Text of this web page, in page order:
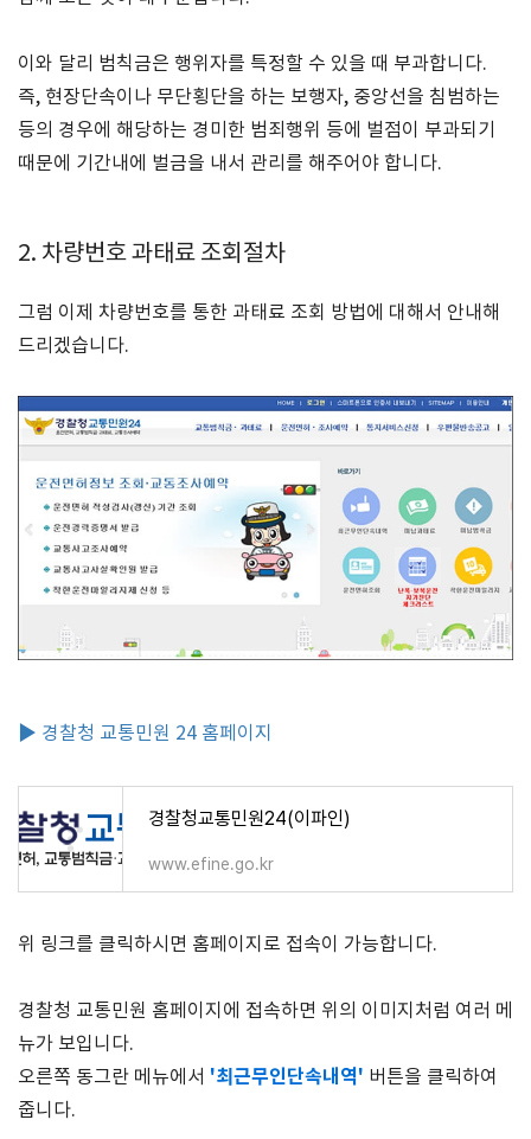
이와 달리 범칙금은 행위자를 특정할 수 있을 때 부과합니다.
즉, 현장단속이나 무단횡단을 하는 보행자, 중앙선을 침범하는
등의 경우에 해당하는 경미한 범죄행위 등에 벌점이 부과되기
때문에 기간내에 벌금을 내서 관리를 해주어야 합니다.
2. 차량번호 과태료 조회절차
그럼 이제 차량번호를 통한 과태료 조회 방법에 대해서 안내해
드리겠습니다.
▶ 경찰청 교통민원 24 홈페이지
경찰청교통민원24(이파인)
www.efine.go.kr
위 링크를 클릭하시면 홈페이지로 접속이 가능합니다.
경찰청 교통민원 홈페이지에 접속하면 위의 이미지처럼 여러 메
뉴가 보입니다.
오른쪽 동그란 메뉴에서 '최근무인단속내역' 버튼을 클릭하여
줍니다.